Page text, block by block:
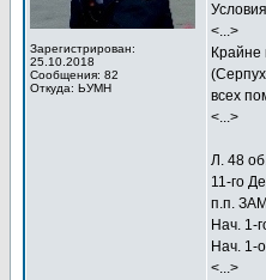
Зарегистрирован:
25.10.2018
Сообщения: 82
Откуда: ЬУМН
<...>
Крайне
всех
<...>
Л. 48
11-го
п.п.
Нач. 1-
Нач. 1-
<...>